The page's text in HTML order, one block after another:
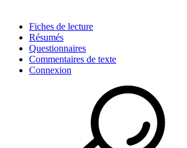
Fiches de lecture
Résumés
Questionnaires
Commentaires de texte
Connexion